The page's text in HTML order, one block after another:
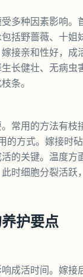
多种因素影响。
括野蔷薇、十姐
接亲和性好，成
生长健壮、无病虫
条。
常用的方法有枝
的方式。嫁接时
的关键。温度方
时细胞分裂活跃
护要点
成活时间。嫁接